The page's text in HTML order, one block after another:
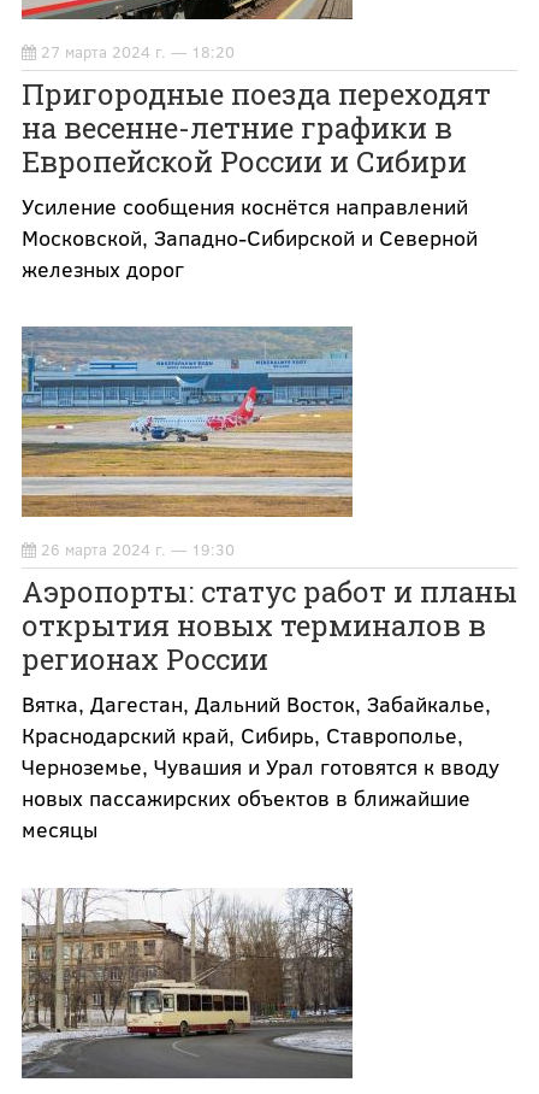
27 марта 2024 г. — 18:20
Пригородные поезда переходят
на весенне-летние графики в
Европейской России и Сибири
Усиление сообщения коснётся направлений
Московской, Западно-Сибирской и Северной
железных дорог
26 марта 2024 г. — 19:30
Аэропорты: статус работ и планы
открытия новых терминалов в
регионах России
Вятка, Дагестан, Дальний Восток, Забайкалье,
Краснодарский край, Сибирь, Ставрополье,
Черноземье, Чувашия и Урал готовятся к вводу
новых пассажирских объектов в ближайшие
месяцы